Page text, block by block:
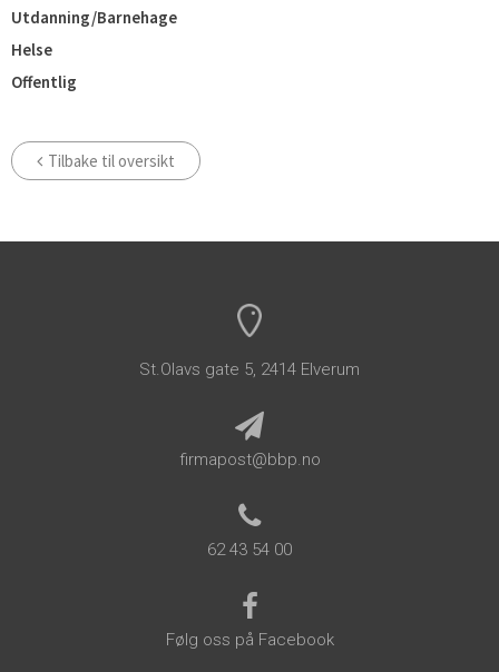
Utdanning/Barnehage
Helse
Offentlig
Tilbake til oversikt
St.Olavs gate 5, 2414 Elverum
firmapost@bbp.no
62 43 54 00
Følg oss på Facebook